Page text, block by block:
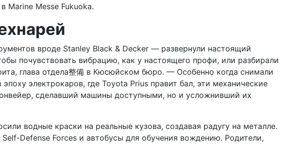
Marine Messe Fukuoka.
вроде Stanley Black & Decker — развернули настоящий
почувствовать вибрацию, как у настоящего профи, или разбирали
глава отдела整備 в Кюсюйском бюро. — Особенно когда снимали
электрокаров, где Toyota Prius правит бал, эти механические
сделавший машины доступными, но и усложнивший их
водные краски на реальные кузова, создавая радугу на металле.
Defense Forces и автобусы для обучения вождению. Родители,